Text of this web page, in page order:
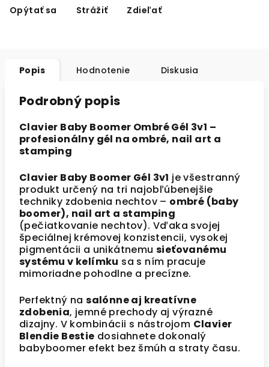
Opýtať sa Strážiť Zdieľať
Popis Hodnotenie Diskusia
Podrobný popis
Clavier Baby Boomer Ombré Gél 3v1 –
profesionálny gél na ombré, nail art a
stamping
Clavier Baby Boomer Gél 3v1 je všestranný
produkt určený na tri najobľúbenejšie
techniky zdobenia nechtov – ombré (baby
boomer), nail art a stamping
(pečiatkovanie nechtov). Vďaka svojej
špeciálnej krémovej konzistencii, vysokej
pigmentácii a unikátnemu sieťovanému
systému v kelímku sa s ním pracuje
mimoriadne pohodlne a precízne.
Perfektný nasalónne aj kreatívne
zdobenia, jemné prechody aj výrazné
dizajny. V kombinácii s nástrojom Clavier
Blendie Bestie dosiahnete dokonalý
babyboomer efekt bez šmúh a straty času.